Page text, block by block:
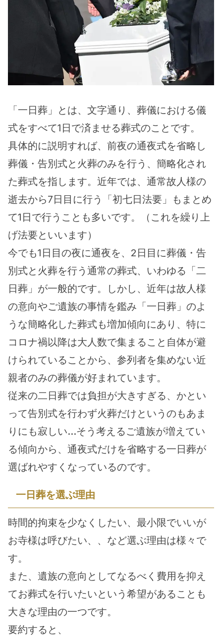
「一日葬」とは、文字通り、葬儀における儀
式をすべて1日で済ませる葬式のことです。
具体的に説明すれば、前夜の通夜式を省略し
葬儀・告別式と火葬のみを行う、簡略化され
た葬式を指します。近年では、通常故人様の
逝去から7日目に行う「初七日法要」もまとめ
て1日で行うことも多いです。（これを繰り上
げ法要といいます）
今でも1日目の夜に通夜を、2日目に葬儀・告
別式と火葬を行う通常の葬式、いわゆる「二
日葬」が一般的です。しかし、近年は故人様
の意向やご遺族の事情を鑑み「一日葬」のよ
うな簡略化した葬式も増加傾向にあり、特に
コロナ禍以降は大人数で集まること自体が避
けられていることから、参列者を集めない近
親者のみの葬儀が好まれています。
従来の二日葬では負担が大きすぎる、かとい
って告別式を行わず火葬だけというのもあま
りにも寂しい…そう考えるご遺族が増えてい
る傾向から、通夜式だけを省略する一日葬が
選ばれやすくなっているのです。
一日葬を選ぶ理由
時間的拘束を少なくしたい、最小限でいいが
お寺様は呼びたい、、など選ぶ理由は様々で
す。
また、遺族の意向としてなるべく費用を抑え
てお葬式を行いたいという希望があることも
大きな理由の一つです。
要約すると、